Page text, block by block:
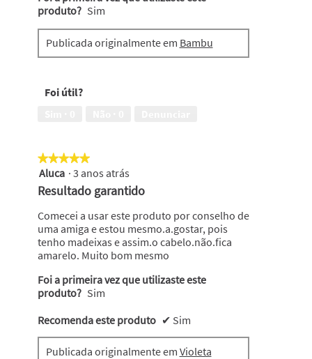
l
produto? Sim
Publicada originalmente em Bambu
Foi útil?
★★★★★
★★★★★
5
em
5
estrelas.
Aluca · 3 anos atrás
Resultado garantido
Comecei a usar este produto por conselho de
uma amiga e estou mesmo.a.gostar, pois
tenho madeixas e assim.o cabelo.não.fica
amarelo. Muito bom mesmo
Foi a primeira vez que utilizaste este
produto? Sim
Recomenda este produto ✔ Sim
Publicada originalmente em Violeta